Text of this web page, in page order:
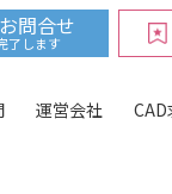
themes/
問合せ
了します
運営会社